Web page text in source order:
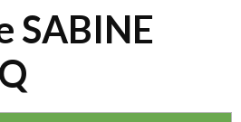
SABINE